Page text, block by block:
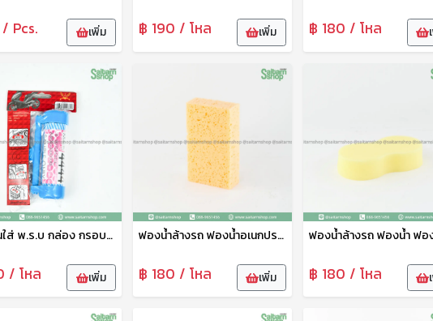
Pcs. เพิ่ม ฿ 190 / โหล เพิ่ม ฿ 180 / โหล
แคปซูนใส่ พ.ร.บ กล่อง กรอบใส่ป้าย พ.ร.บ ที่ใส่ป้ายรถมอเตอร์ไซต์
/ โหล เพิ่ม
ฟองน้ำล้างรถ ฟองน้ำอเนกประสงค์ ฟองน้ำสี่เหลี่ยม เหลือง แพ็คเดี่ยว ตราวีรดา
฿ 180 / โหล เพิ่ม ฿ 180 / โหล